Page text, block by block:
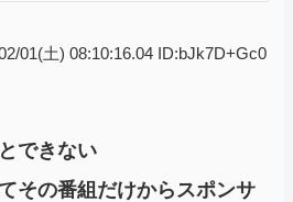
01(土) 08:10:16.04 ID:bJk7D+Gc0
できない
その番組だけからスポンサ